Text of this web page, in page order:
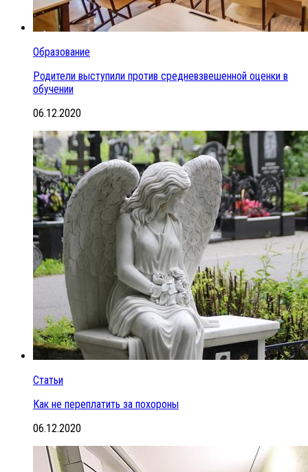
Образование
Родители выступили против средневзвешенной оценки в
обучении
06.12.2020
Статьи
Как не переплатить за похороны
06.12.2020